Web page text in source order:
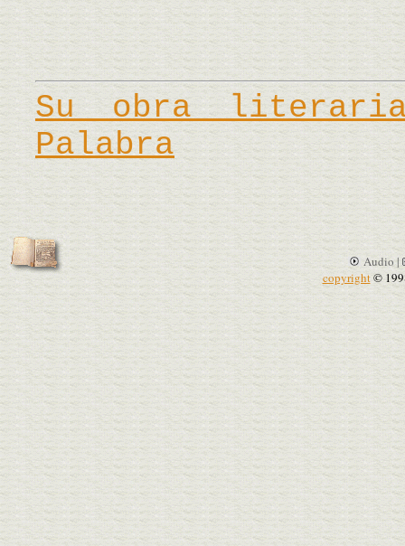
Su obra
Palabra
Audio |
copyright©